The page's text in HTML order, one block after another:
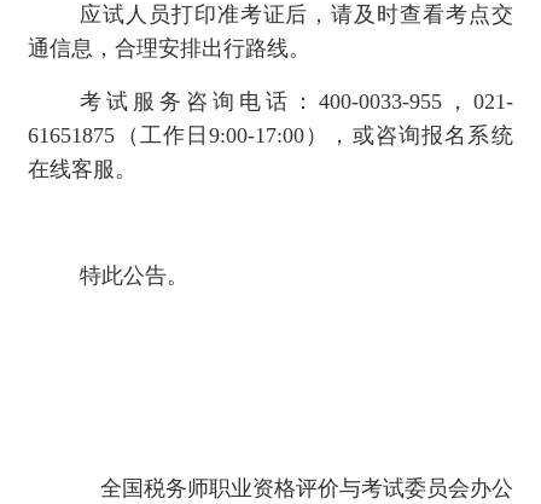
应试人员打印准考证后，请及时查看考点交
通信息，合理安排出行路线。
考试服务咨询电话：400-0033-955，021-
61651875（工作日9:00-17:00），或咨询报名系统
在线客服。
特此公告。
全国税务师职业资格评价与考试委员会办公